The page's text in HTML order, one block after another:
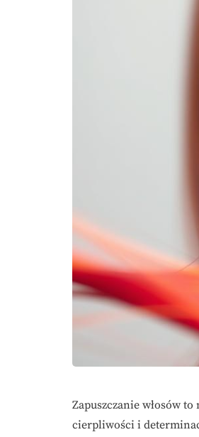
Zapuszczanie włosów
cierpliwości i